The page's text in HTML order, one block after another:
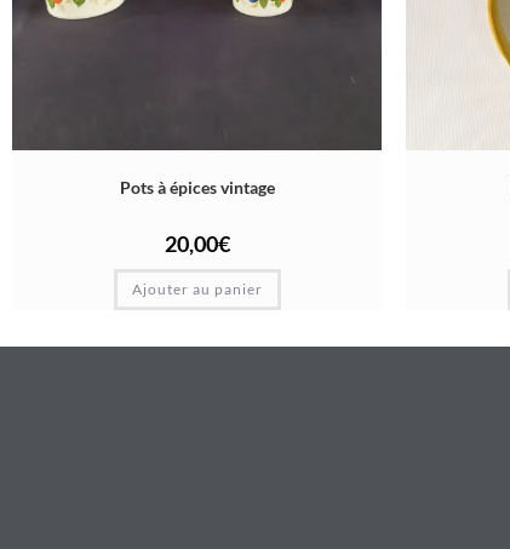
Pots à épices vintage
20,00€
Ajouter au panier